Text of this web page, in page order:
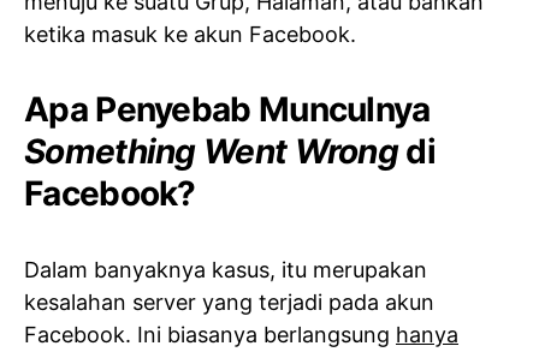
ketika masuk ke akun Facebook.
Apa Penyebab Munculnya
Something Went Wrongdi
Facebook?
Dalam banyaknya kasus, itu merupakan
kesalahan server yang terjadi pada akun
Facebook. Ini biasanya berlangsung hanya